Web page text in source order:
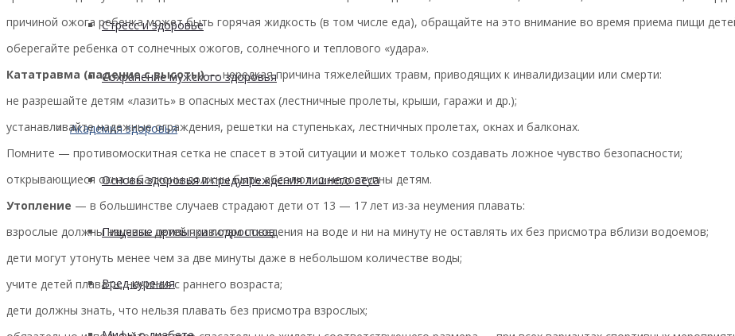
Стресс и здоровье
Сохранение мужского здоровья
Академия здоровья
Основы здоровья и предупреждения лишнего веса
Пищевые привычки подростков
Вред курения
причиной ожога ребенка может быть горячая жидкость (в том числе еда), обращайте на это внимание во время приема пищи
оберегайте ребенка от солнечных ожогов, солнечного и теплового «удара».
Кататравма (падение с высоты)— нередкая причина тяжелейших травм, приводящих к инвалидизации или смерти:
не разрешайте детям «лазить» в опасных местах (лестничные пролеты, крыши, гаражи и др.);
устанавливайте надежные ограждения, решетки на ступеньках, лестничных пролетах, окнах и балконах.
Помните — противомоскитная сетка не спасет в этой ситуации и может только создавать ложное чувство безопасности;
открывающиеся окна и балконы должны быть абсолютно недоступны детям.
Утопление — в большинстве случаев страдают дети от 13 — 17 лет из-за неумения плавать:
взрослые должны научить детей правилам поведения на воде и ни на минуту не оставлять их без присмотра вблизи водоемов;
дети могут утонуть менее чем за две минуты даже в небольшом количестве воды;
учите детей плавать, начиная с раннего возраста;
дети должны знать, что нельзя плавать без присмотра взрослых;